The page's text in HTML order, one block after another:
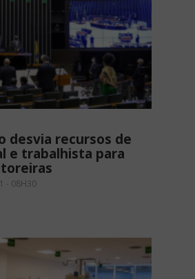
desvia recursos de
e trabalhista para
- 08H30